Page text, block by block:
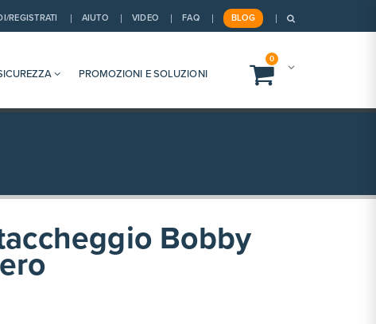
REGISTRATI AIUTO VIDEO FAQ BLOG
PROMOZIONI E SOLUZIONI
0
Bobby